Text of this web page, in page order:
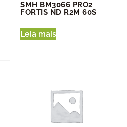
SMH BM3066 PRO2
FORTIS ND R2M 60S
Leia mais